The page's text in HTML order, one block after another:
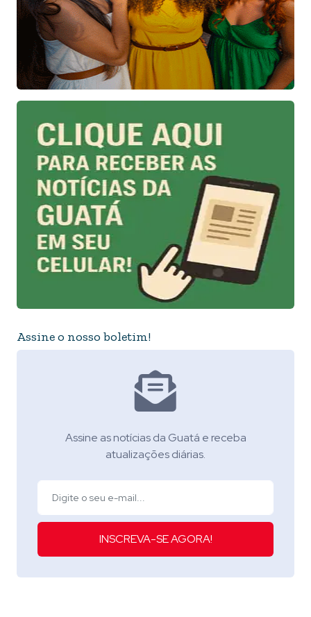
Assine o nosso boletim!
Assine as notícias da Guatá e receba
atualizações diárias.
INSCREVA-SE AGORA!